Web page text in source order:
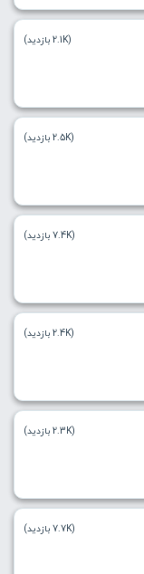
(2.1K بازدید)
(2.5K بازدید)
(7.4K بازدید)
(2.4K بازدید)
(2.3K بازدید)
(7.7K بازدید)